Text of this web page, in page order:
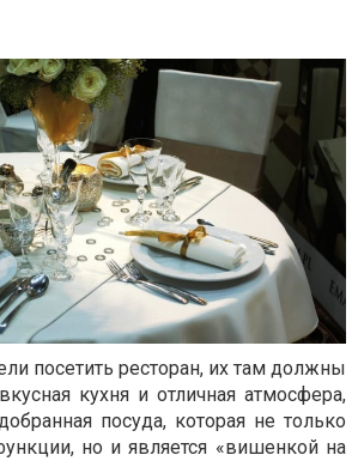
посетить ресторан, их там должны
кухня и отличная атмосфера,
посуда, которая не только
но и является «вишенкой на